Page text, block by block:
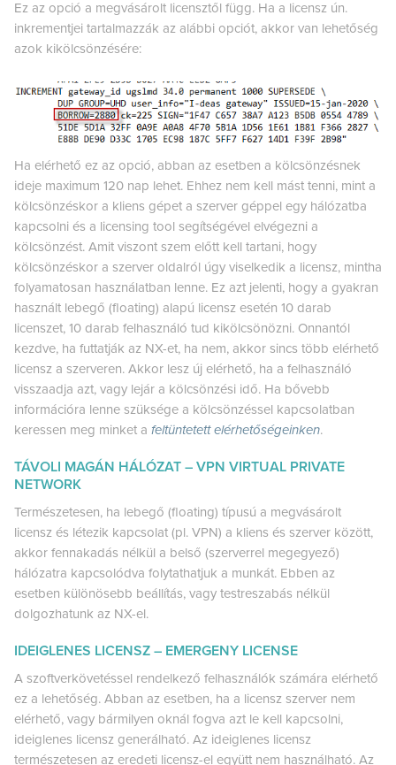
Ez az opció a megvásárolt licensztől függ. Ha a licensz ún.
inkrementjei tartalmazzák az alábbi opciót, akkor van lehetőség
azok kikölcsönzésére:
Ha elérhető ez az opció, abban az esetben a kölcsönzésnek
ideje maximum 120 nap lehet. Ehhez nem kell mást tenni, mint a
kölcsönzéskor a kliens gépet a szerver géppel egy hálózatba
kapcsolni és a licensing tool segítségével elvégezni a
kölcsönzést. Amit viszont szem előtt kell tartani, hogy
kölcsönzéskor a szerver oldalról úgy viselkedik a licensz, mintha
folyamatosan használatban lenne. Ez azt jelenti, hogy a gyakran
használt lebegő (floating) alapú licensz esetén 10 darab
licenszet, 10 darab felhasználó tud kikölcsönözni. Onnantól
kezdve, ha futtatják az NX-et, ha nem, akkor sincs több elérhető
licensz a szerveren. Akkor lesz új elérhető, ha a felhasználó
visszaadja azt, vagy lejár a kölcsönzési idő. Ha bővebb
információra lenne szüksége a kölcsönzéssel kapcsolatban
keressen meg minket a feltüntetett elérhetőségeinken.
TÁVOLI MAGÁN HÁLÓZAT – VPN VIRTUAL PRIVATE
NETWORK
Természetesen, ha lebegő (floating) típusú a megvásárolt
licensz és létezik kapcsolat (pl. VPN) a kliens és szerver között,
akkor fennakadás nélkül a belső (szerverrel megegyező)
hálózatra kapcsolódva folytathatjuk a munkát. Ebben az
esetben különösebb beállítás, vagy testreszabás nélkül
dolgozhatunk az NX-el.
IDEIGLENES LICENSZ – EMERGENY LICENSE
A szoftverkövetéssel rendelkező felhasználók számára elérhető
ez a lehetőség. Abban az esetben, ha a licensz szerver nem
elérhető, vagy bármilyen oknál fogva azt le kell kapcsolni,
ideiglenes licensz generálható. Az ideiglenes licensz
természetesen az eredeti licensz-el együtt nem használható. Az